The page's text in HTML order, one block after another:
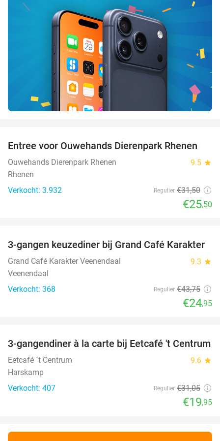
19%
Entree voor Ouwehands Dierenpark Rhenen
Ouwehands Dierenpark Rhenen 9.5 star
Rhenen
Verkocht: 3.932
Regulier €31,50
€25,50
43%
3-gangen keuzediner bij Grand Café Karakter
Grand Café Karakter Veenendaal 9.3 star
Veenendaal
Verkocht: 368
Regulier €43,75
€24,95
36%
3-gangendiner à la carte bij Eetcafé 't Centrum
Eetcafé ´t Centrum 9.6 star
Harskamp
Verkocht: 407
Regulier €31,05
€19,95